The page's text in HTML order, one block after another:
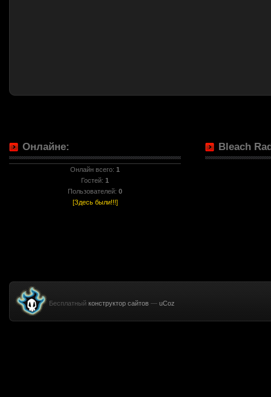
Онлайне:
Онлайн всего: 1
Гостей: 1
Пользователей: 0
[Здесь были!!!]
Bleach
Бесплатный конструктор сайтов — uCoz